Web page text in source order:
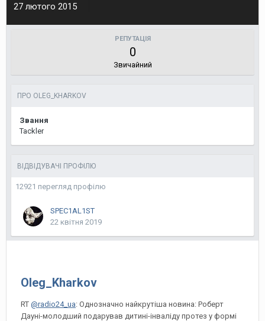
27 лютого 2015
РЕПУТАЦІЯ
0
Звичайний
ПРО OLEG_KHARKOV
Звання
Tackler
ВІДВІДУВАЧІ ПРОФІЛЮ
12921 перегляд профілю
SPEC1AL1ST
22 квітня 2019
Oleg_Kharkov
RT @radio24_ua: Однозначно найкрутіша новина: Роберт
Дауні-молодший подарував дитині-інваліду протез у формі